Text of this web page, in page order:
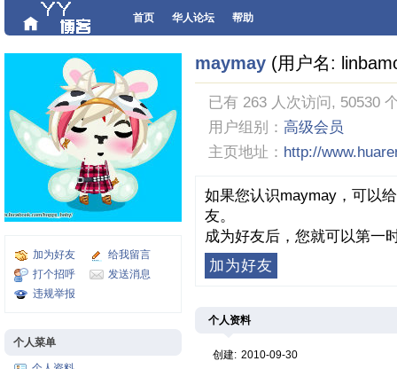
首页 华人论坛 帮助
加为好友
给我留言
打个招呼
发送消息
违规举报
个人菜单
maymay (用户名:
已有 263 人次访问, 50530
用户组别： 高级会员
主页地址： http://
如果您认识maymay，可以
友。
成为好友后，您就可以第一
加为好友
个人资料
创建: 2010-09-30